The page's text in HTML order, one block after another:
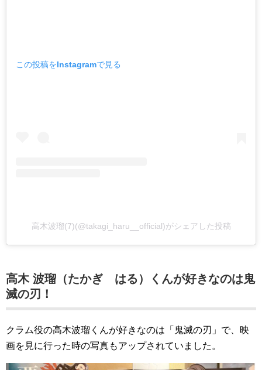
この投稿をInstagramで見る
高木波瑠(7)(@takagi_haru__official)がシェアした投稿
高木 波瑠（たかぎ はる）くんが好きなのは鬼
滅の刃！
クラム役の高木波瑠くんが好きなのは「鬼滅の刃」で、映
画を見に行った時の写真もアップされていました。